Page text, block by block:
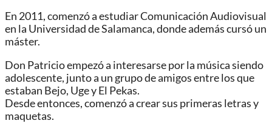
En 2011, comenzó a estudiar Comunicación Audiovisual
en la Universidad de Salamanca, donde además cursó un
máster.
Don Patricio empezó a interesarse por la música siendo
adolescente, junto a un grupo de amigos entre los que
estaban Bejo, Uge y El Pekas.
Desde entonces, comenzó a crear sus primeras letras y
maquetas.